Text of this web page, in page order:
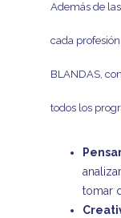
Además de
cada
BLANDAS,
todos los
tomar